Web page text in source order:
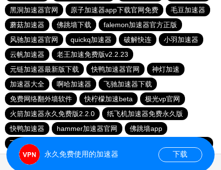
黑洞加速器官网
原子加速器app下载官网免费
毛豆加速器
蘑菇加速器
佛跳墙下载
falemon加速器官方正版
风驰加速器官网
quickq加速器 破解快连
小羽加速器
云帆加速器
老王加速免费版v2.2.23
元链加速器最新版下载
快鸭加速器官网
神灯加速
加速器大全
啊哈加速器
飞驰加速器下载
免费网络翻外墙软件
快柠檬加速beta
极光vp官网
火箭加速器永久免费版2.2.0
纸飞机加速器免费永久版
快鸭加速器
hammer加速器官网
佛跳墙app
飞讯加速器官网
旋风加速npv
永久免费使用的加速器 下载